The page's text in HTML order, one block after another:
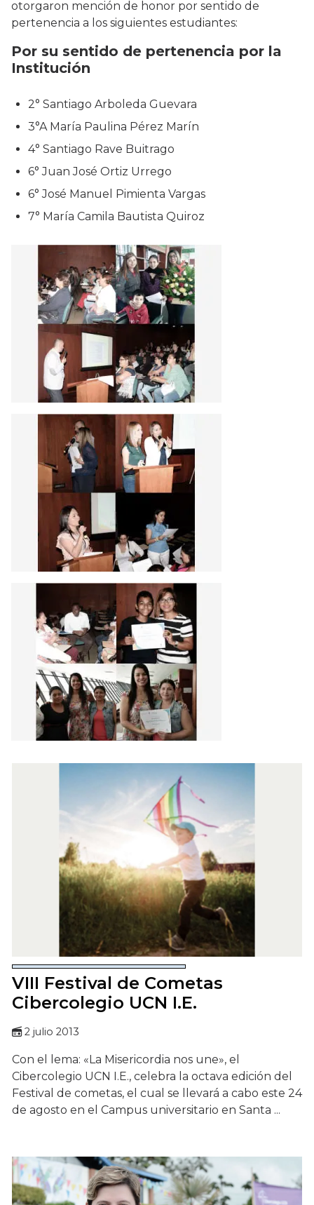
otorgaron mención de honor por sentido de
pertenencia a los siguientes estudiantes:
Por su sentido de pertenencia por la
Institución
2° Santiago Arboleda Guevara
3°A María Paulina Pérez Marín
4° Santiago Rave Buitrago
6° Juan José Ortiz Urrego
6° José Manuel Pimienta Vargas
7° María Camila Bautista Quiroz
VIII Festival de Cometas
Cibercolegio UCN I.E.
2 julio 2013
Con el lema: «La Misericordia nos une», el
Cibercolegio UCN I.E., celebra la octava edición del
Festival de cometas, el cual se llevará a cabo este 24
de agosto en el Campus universitario en Santa ...